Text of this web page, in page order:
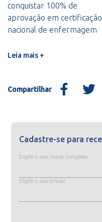
conquistar 100% de
aprovação em certificação
nacional de enfermagem
Leia mais +
Compartilhar
Cadastre-se para
Digite o seu nome completo
Digite o seu e-mail